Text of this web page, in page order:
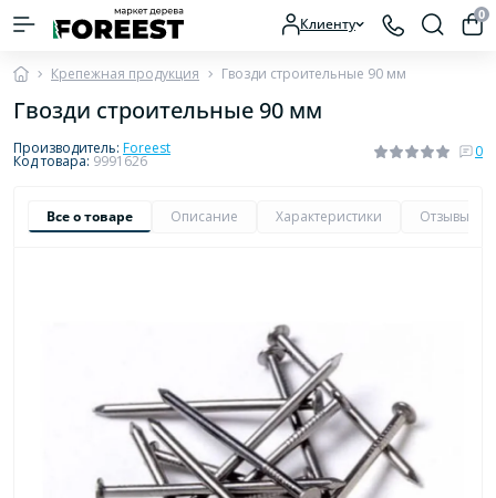
Клиенту 0
Крепежная продукция Гвозди строительные 90 мм
Гвозди строительные 90 мм
Производитель: Foreest
Код товара: 9991626
0
Все о товаре Описание Характеристики Отзывы